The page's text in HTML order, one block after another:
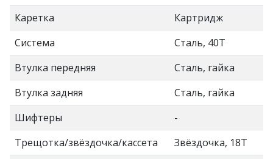
Каретка
Картридж
Система
Сталь, 40T
Втулка передняя
Сталь, гайка
Втулка задняя
Сталь, гайка
Шифтеры
-
Трещотка/звёздочка/кассета
Звёздочка, 18Т